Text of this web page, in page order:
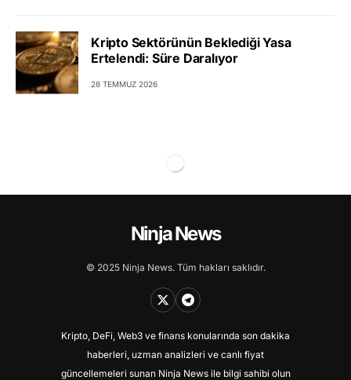
Kripto Sektörünün Beklediği Yasa
Ertelendi: Süre Daralıyor
28 TEMMUZ 2026
Ninja News
© 2025 Ninja News. Tüm hakları saklıdır.
Kripto, DeFi, Web3 ve finans konularında son dakika
haberleri, uzman analizleri ve canlı fiyat
güncellemeleri sunan Ninja News ile bilgi sahibi olun